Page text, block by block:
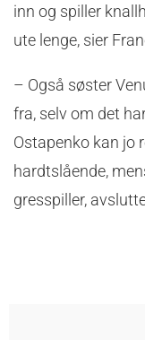
inn og spiller
ute lenge, sier
– Også søster
fra, selv om det
Ostapenko kan jo
hardtslående,
gresspiller,